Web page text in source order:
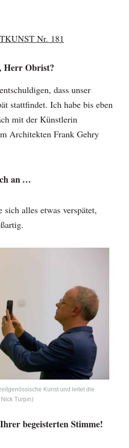
Nr. 181
Herr Obrist?
dass unser
stattfindet. Ich habe bis eben
mit der Künstlerin
Architekten Frank Gehry
an …
alles etwas verspätet,
Kunst und leitet die
Turpin)
begeisterten Stimme!